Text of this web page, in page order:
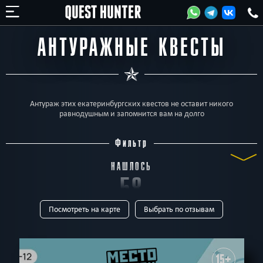
АНТУРАЖНЫЕ КВЕСТЫ
Антураж этих екатеринбургских квестов не оставит никого
равнодушным и запомнится вам на долго
Фильтр
НАШЛОСЬ
58
КВЕСТОВ
Все Квест-комнаты Horror Для детей Перформанс
Живые
Выездные
Посмотреть на карте Выбрать по отзывам
15+